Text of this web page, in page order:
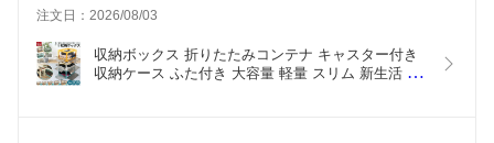
注文日：2026/08/03
収納ボックス 折りたたみコンテナ キャスター付き
収納ケース ふた付き 大容量 軽量 スリム 新生活 即